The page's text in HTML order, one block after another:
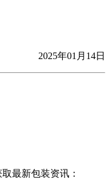
2025年01月14日
最新包装资讯：